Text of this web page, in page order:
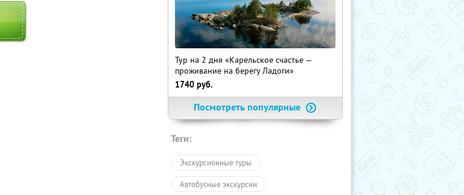
Тур на 2 дня «Карельское счастье —
проживание на берегу Ладоги»
1740 руб.
Посмотреть популярные
Теги:
Экскурсионные туры
Автобусные экскурсии